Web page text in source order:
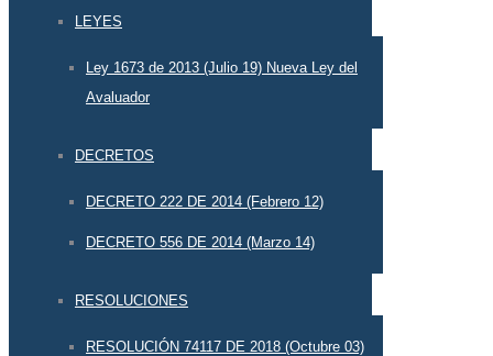
LEYES
Ley 1673 de 2013 (Julio 19) Nueva Ley del
Avaluador
DECRETOS
DECRETO 222 DE 2014 (Febrero 12)
DECRETO 556 DE 2014 (Marzo 14)
RESOLUCIONES
RESOLUCIÓN 74117 DE 2018 (Octubre 03)